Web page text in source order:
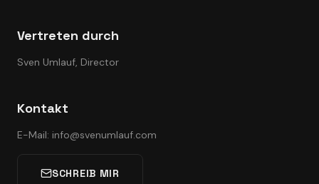
Vertreten durch
Sven Umlauf, Director
Kontakt
E-Mail: info@svenumlauf.com
SCHREIB MIR